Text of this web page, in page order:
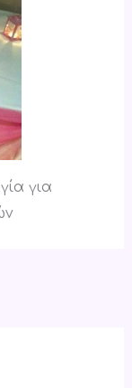
για